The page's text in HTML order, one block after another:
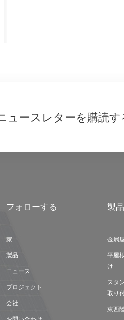
ュースレターを購読す
フォローする
家
製品
ニュース
プロジェクト
会社
製品
金属
平屋
け
スタ
取り
東西